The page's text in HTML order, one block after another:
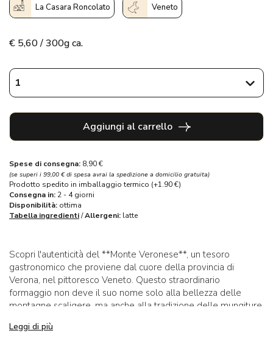
La Casara Roncolato Veneto
€ 5,60 / 300g ca.
Aggiungi al carrello
Spese di consegna: 8,90 €
(se superi i 99,00 € di spesa avrai la spedizione a domicilio gratuita)
Prodotto spedito in imballaggio termico (+1.90 €)
Consegna in: 2 - 4 giorni
Disponibilità: ottima
Tabella ingredienti/Allergeni: latte
Scopri l'autenticità del **Monte Veronese**, un tesoro
gastronomico che proviene dal cuore della provincia di
Verona, nel pittoresco Veneto. Questo straordinario
formaggio non deve il suo nome solo alla bellezza delle
montagne scaligere, ma anche alla tradizione delle mungiture,
prodotto dal sapore inconfondibile. Il Monte Veronese si
Leggi di più